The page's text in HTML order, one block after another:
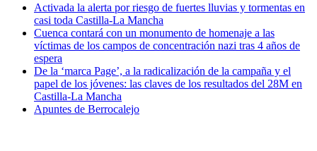
Activada la alerta por riesgo de fuertes lluvias y tormentas en
casi toda Castilla-La Mancha
Cuenca contará con un monumento de homenaje a las
víctimas de los campos de concentración nazi tras 4 años de
espera
De la ‘marca Page’, a la radicalización de la campaña y el
papel de los jóvenes: las claves de los resultados del 28M en
Castilla-La Mancha
Apuntes de Berrocalejo